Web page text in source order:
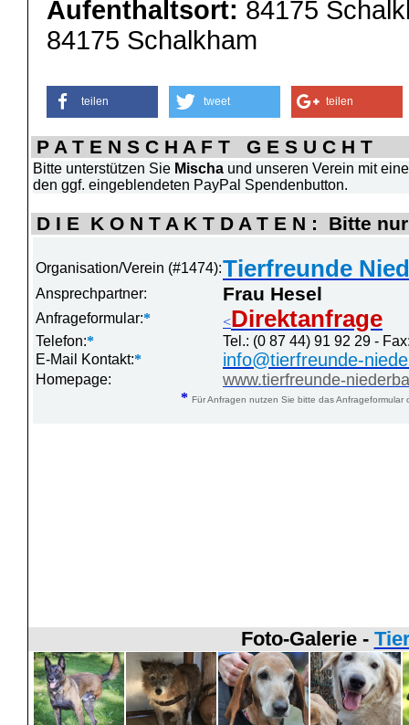
Aufenthaltsort: 84175
84175 Schalkham
teilen tweet teilen
P A T E N S C H A F T G E S U C H T
Bitte unterstützen Sie Mischa und unseren Verein mit
den ggf. eingeblendeten PayPal Spendenbutton.
D I E K O N T A K T D A T E N : Bitte
Organisation/Verein (#1474):Tierfreunde
Ansprechpartner: Frau Hesel
Anfrageformular:* <Direktanfrage
Telefon:*
Tel.: (0 87 44) 91 92 29 -
E-Mail Kontakt:* info@tierfreunde-
Homepage: www.tierfreunde-
* Für Anfragen nutzen Sie bitte das
Foto-Galerie -